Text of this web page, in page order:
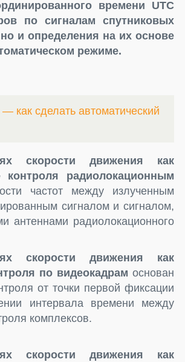
времени UTC
по сигналам спутниковых
и определения на их основе
режиме.
как сделать автоматический
скорости движения как
радиолокационным
частот между излученным
сигналом и сигналом,
радиолокационного
скорости движения как
по видеокадрам основан
от точки первой фиксации
интервала времени между
комплексов.
скорости движения как